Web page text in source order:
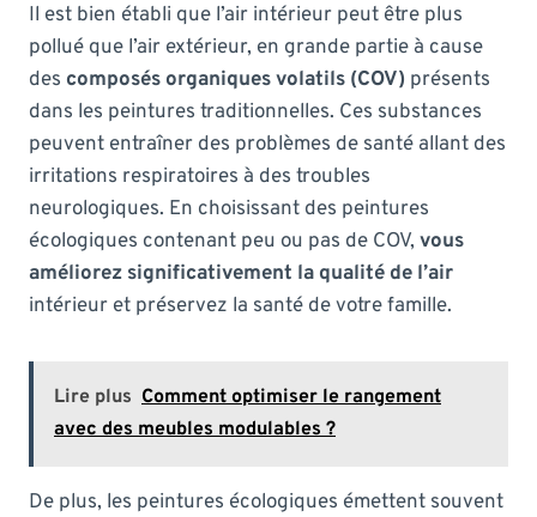
Il est bien établi que l’air intérieur peut être plus
pollué que l’air extérieur, en grande partie à cause
des composés organiques volatils (COV) présents
dans les peintures traditionnelles. Ces substances
peuvent entraîner des problèmes de santé allant des
irritations respiratoires à des troubles
neurologiques. En choisissant des peintures
écologiques contenant peu ou pas de COV, vous
améliorez significativement la qualité de l’air
intérieur et préservez la santé de votre famille.
Lire plus Comment optimiser le rangement
avec des meubles modulables ?
De plus, les peintures écologiques émettent souvent